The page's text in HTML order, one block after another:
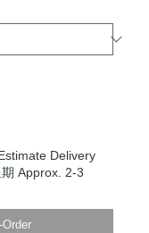
Delivery
Approx. 2-3
Order